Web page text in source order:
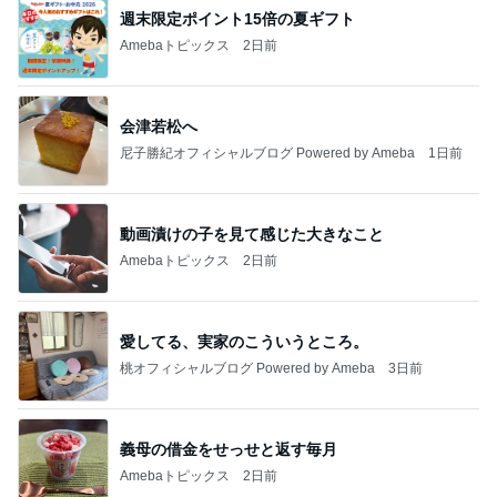
週末限定ポイント15倍の夏ギフト
Amebaトピックス 2日前
会津若松へ
尼子勝紀オフィシャルブログ Powered by Ameba 1日前
動画漬けの子を見て感じた大きなこと
Amebaトピックス 2日前
愛してる、実家のこういうところ。
桃オフィシャルブログ Powered by Ameba 3日前
義母の借金をせっせと返す毎月
Amebaトピックス 2日前